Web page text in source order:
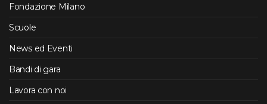
Fondazione Milano
Scuole
News ed Eventi
Bandi di gara
Lavora con noi